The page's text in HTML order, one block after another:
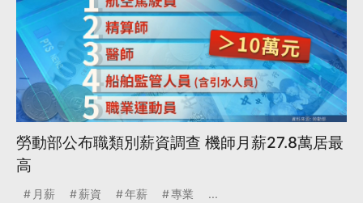
勞動部公布職類別薪資調查 機師月薪27.8萬居最
高
月薪 薪資 年薪 專業 ...